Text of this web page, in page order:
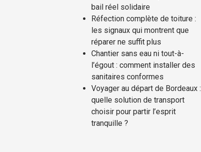
bail réel solidaire
Réfection complète de toiture :
les signaux qui montrent que
réparer ne suffit plus
Chantier sans eau ni tout-à-
l’égout : comment installer des
sanitaires conformes
Voyager au départ de Bordeaux :
quelle solution de transport
choisir pour partir l’esprit
tranquille ?